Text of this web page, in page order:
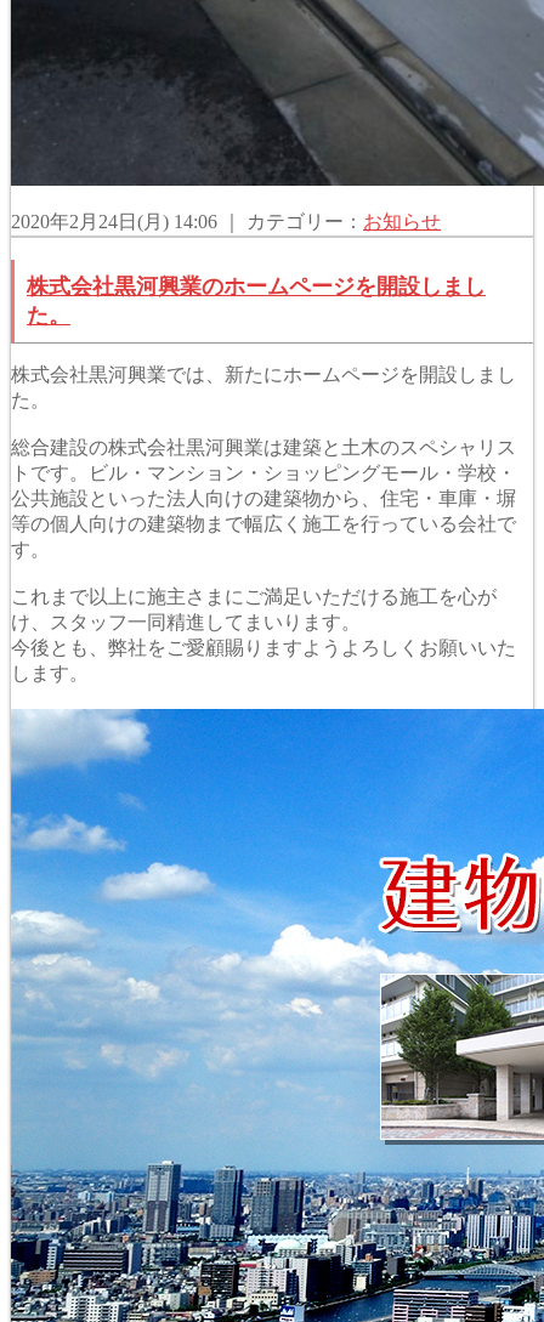
2020年2月24日(月) 14:06 ｜ カテゴリー： お知らせ
株式会社黒河興業のホームページを開設しまし
た。
株式会社黒河興業では、新たにホームページを開設しまし
た。
総合建設の株式会社黒河興業は建築と土木のスペシャリス
トです。ビル・マンション・ショッピングモール・学校・
公共施設といった法人向けの建築物から、住宅・車庫・塀
等の個人向けの建築物まで幅広く施工を行っている会社で
す。
これまで以上に施主さまにご満足いただける施工を心が
け、スタッフ一同精進してまいります。
今後とも、弊社をご愛顧賜りますようよろしくお願いいた
します。